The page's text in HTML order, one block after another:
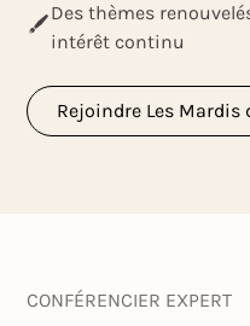
Des thèmes
intérêt continu
Rejoindre Les Mardis
CONFÉRENCIER EXPERT